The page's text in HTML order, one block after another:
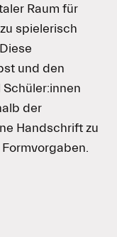
Raum für
spielerisch
und den
der
Handschrift zu